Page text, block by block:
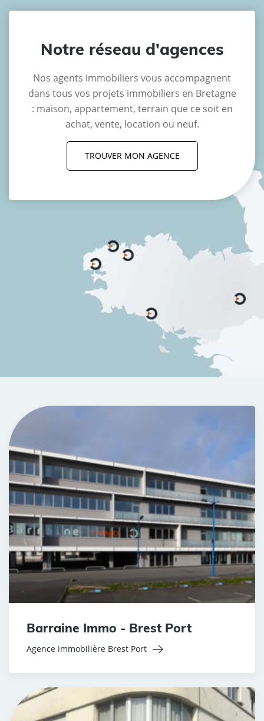
Notre réseau d'agences
Nos agents immobiliers vous accompagnent
dans tous vos projets immobiliers en Bretagne
: maison, appartement, terrain que ce soit en
achat, vente, location ou neuf.
TROUVER MON AGENCE
Barraine Immo - Brest Port
Agence immobilière Brest Port